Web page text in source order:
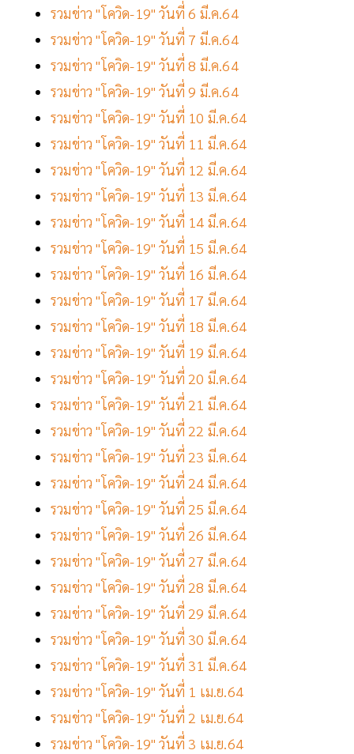
รวมข่าว "โควิด-19" วันที่ 6 มี.ค.64
รวมข่าว "โควิด-19" วันที่ 7 มี.ค.64
รวมข่าว "โควิด-19" วันที่ 8 มี.ค.64
รวมข่าว "โควิด-19" วันที่ 9 มี.ค.64
รวมข่าว "โควิด-19" วันที่ 10 มี.ค.64
รวมข่าว "โควิด-19" วันที่ 11 มี.ค.64
รวมข่าว "โควิด-19" วันที่ 12 มี.ค.64
รวมข่าว "โควิด-19" วันที่ 13 มี.ค.64
รวมข่าว "โควิด-19" วันที่ 14 มี.ค.64
รวมข่าว "โควิด-19" วันที่ 15 มี.ค.64
รวมข่าว "โควิด-19" วันที่ 16 มี.ค.64
รวมข่าว "โควิด-19" วันที่ 17 มี.ค.64
รวมข่าว "โควิด-19" วันที่ 18 มี.ค.64
รวมข่าว "โควิด-19" วันที่ 19 มี.ค.64
รวมข่าว "โควิด-19" วันที่ 20 มี.ค.64
รวมข่าว "โควิด-19" วันที่ 21 มี.ค.64
รวมข่าว "โควิด-19" วันที่ 22 มี.ค.64
รวมข่าว "โควิด-19" วันที่ 23 มี.ค.64
รวมข่าว "โควิด-19" วันที่ 24 มี.ค.64
รวมข่าว "โควิด-19" วันที่ 25 มี.ค.64
รวมข่าว "โควิด-19" วันที่ 26 มี.ค.64
รวมข่าว "โควิด-19" วันที่ 27 มี.ค.64
รวมข่าว "โควิด-19" วันที่ 28 มี.ค.64
รวมข่าว "โควิด-19" วันที่ 29 มี.ค.64
รวมข่าว "โควิด-19" วันที่ 30 มี.ค.64
รวมข่าว "โควิด-19" วันที่ 31 มี.ค.64
รวมข่าว "โควิด-19" วันที่ 1 เม.ย.64
รวมข่าว "โควิด-19" วันที่ 2 เม.ย.64
รวมข่าว "โควิด-19" วันที่ 3 เม.ย.64